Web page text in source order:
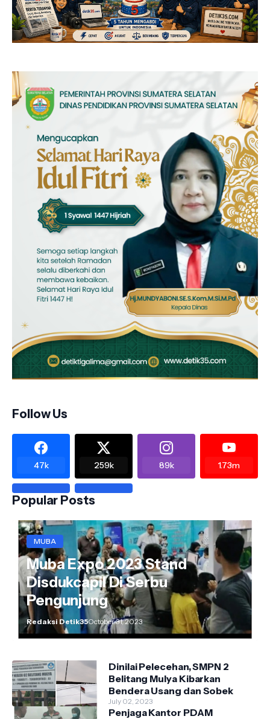
Follow Us
47k 259k 89k 1.73m
Popular Posts
MUBA
Muba Expo 2023 Stand
Disdukcapil Di Serbu
Pengunjung
Redaksi Detik35October 31, 2023
Dinilai Pelecehan, SMPN 2
Belitang Mulya Kibarkan
Bendera Usang dan Sobek
July 02, 2023
Penjaga Kantor PDAM